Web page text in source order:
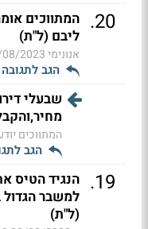
20
. המתווכים
ליבם (ל"ת)
אנונימי2023 13:23
הגב לתגובה
שבעלי
המתווכים
הגב
19
. הנגיד הטיס
למשבר הגדול
(ל"ת)